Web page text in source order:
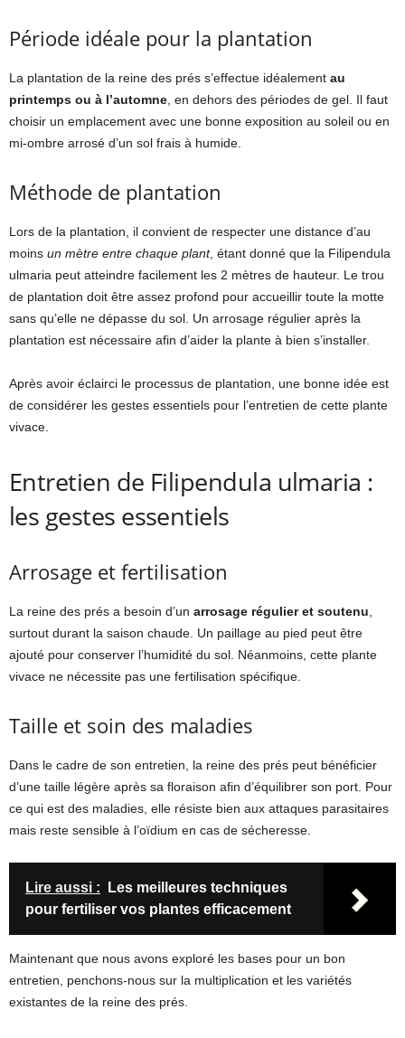
Période idéale pour la plantation
La plantation de la reine des prés s’effectue idéalement au
printemps ou à l’automne , en dehors des périodes de gel. Il faut
choisir un emplacement avec une bonne exposition au soleil ou en
mi-ombre arrosé d’un sol frais à humide.
Méthode de plantation
Lors de la plantation, il convient de respecter une distance d’au
moins un mètre entre chaque plant, étant donné que la Filipendula
ulmaria peut atteindre facilement les 2 mètres de hauteur. Le trou
de plantation doit être assez profond pour accueillir toute la motte
sans qu’elle ne dépasse du sol. Un arrosage régulier après la
plantation est nécessaire afin d’aider la plante à bien s’installer.
Après avoir éclairci le processus de plantation, une bonne idée est
de considérer les gestes essentiels pour l’entretien de cette plante
vivace.
Entretien de Filipendula ulmaria :
les gestes essentiels
Arrosage et fertilisation
La reine des prés a besoin d’un arrosage régulier et soutenu
surtout durant la saison chaude. Un paillage au pied peut être
ajouté pour conserver l’humidité du sol. Néanmoins, cette plante
vivace ne nécessite pas une fertilisation spécifique.
Taille et soin des maladies
Dans le cadre de son entretien, la reine des prés peut bénéficier
d’une taille légère après sa floraison afin d’équilibrer son port. Pour
ce qui est des maladies, elle résiste bien aux attaques parasitaires
mais reste sensible à l’oïdium en cas de sécheresse.
Lire aussi :
Les meilleures techniques
pour fertiliser vos plantes efficacement
Maintenant que nous avons exploré les bases pour un bon
entretien, penchons-nous sur la multiplication et les variétés
existantes de la reine des prés.